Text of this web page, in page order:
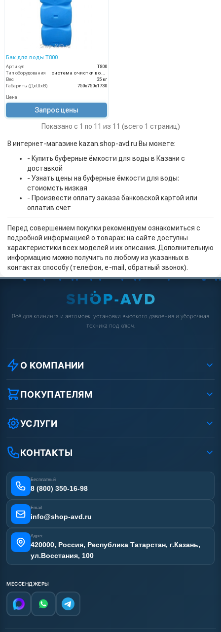
Бак для воды Т800
Артикул
Т800
Тип оборудования
система очистки воды
Вес
35 кг
Габариты (ДхШхВ)
750х750х1730
Цена
Запрос цены
Показано с 1 по 11 из 11 (всего 1 страниц)
В интернет-магазине kazan.shop-avd.ru Вы можете:
- Купить буферные ёмкости для воды в Казани с
доставкой
- Узнать цены на буферные ёмкости для воды:
стоиомсть низкая
- Произвести оплату заказа банковской картой или
оплатив счёт
Перед совершением покупки рекомендуем ознакомиться с
подробной информацией о товарах: на сайте доступны
характеристики всех моделей и их описания. Дополнительную
информацию можно получить по любому из указанных в
контактах способу (телефон, e-mail, обратный звонок).
Всё для клининга и автомоек: установки высокого давления и уборочная
техника под ключ.
О КОМПАНИИ
О компании
Реквизиты ООО «Шоп АВД»
Условия соглашения
Вакансии
Статьи
ПОКУПАТЕЛЯМ
Как заказать?
Оплата
Лизинг
Получить скидку
УСЛУГИ
Ремонт АВД
Сертификаты
Отзывы наших клиентов
Карта сайта
КОНТАКТЫ
Бесплатный
8 (800) 350-16-98
Email
info@shop-avd.ru
Адрес
420000, Россия, Республика Татарстан, г.Казань,
ул.Восстания, 100
МЕССЕНДЖЕРЫ